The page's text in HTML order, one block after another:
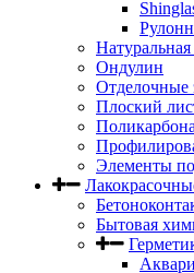
Ондулин
Отделочные
Плоский
Элементы
Бытовая